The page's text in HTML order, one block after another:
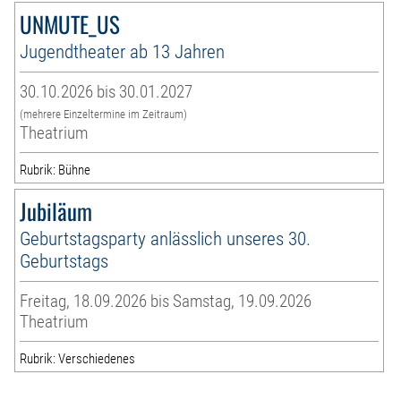
UNMUTE_US
Jugendtheater ab 13 Jahren
30.10.2026 bis 30.01.2027
(mehrere Einzeltermine im Zeitraum)
Theatrium
Rubrik: Bühne
Jubiläum
Geburtstagsparty anlässlich unseres 30.
Geburtstags
Freitag, 18.09.2026 bis Samstag, 19.09.2026
Theatrium
Rubrik: Verschiedenes